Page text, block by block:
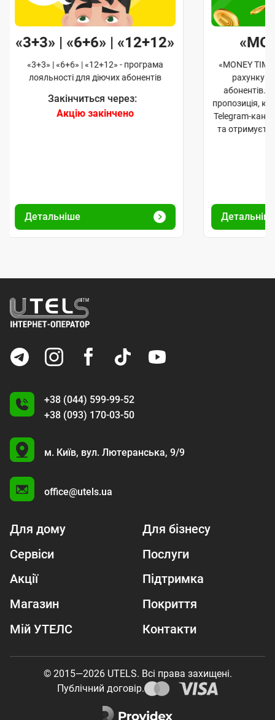
«3+3» | «6+6» | «12+12»
«3+3» | «6+6» | «12+12» - програма
лояльності для діючих абонентів
Закінчиться через:
Акцію закінчено
Детальніше
«MONEY
рахунку
абонентів.
пропозиція,
Telegram-
та
+38 (044) 599-99-52
+38 (093) 170-03-50
U
м. Київ, вул. Лютеранська, 9/9
office@utels.ua
Для дому
Для бізнесу
Сервіси
Послуги
Акції
Підтримка
Магазин
Покриття
Мій УТЕЛС
Контакти
© 2015—2026 UTELS. Всі права захищені.
Публічний договір.